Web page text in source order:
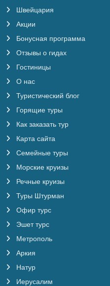
Швейцария
Акции
Бонусная программа
Отзывы о гидах
Гостиницы
О нас
Туристический блог
Горящие туры
Как заказать тур
Карта сайта
Семейные туры
Морские круизы
Речные круизы
Туры Штурман
Офир турс
Эшет турс
Метрополь
Аркия
Натур
Иерусалим